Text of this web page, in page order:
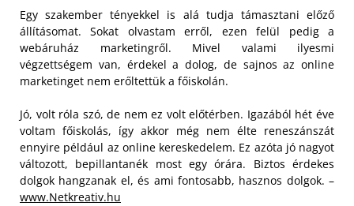
Egy szakember tényekkel is alá tudja támasztani előző
állításomat. Sokat olvastam erről, ezen felül pedig a
webáruház marketingről. Mivel valami ilyesmi
végzettségem van, érdekel a dolog, de sajnos az online
marketinget nem erőltettük a főiskolán.
Jó, volt róla szó, de nem ez volt előtérben. Igazából hét éve
voltam főiskolás, így akkor még nem élte reneszánszát
ennyire például az online kereskedelem. Ez azóta jó nagyot
változott, bepillantanék most egy órára. Biztos érdekes
dolgok hangzanak el, és ami fontosabb, hasznos dolgok. –
www.Netkreativ.hu